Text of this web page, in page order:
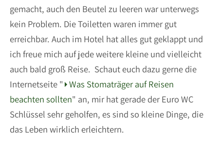
gemacht, auch den Beutel zu leeren war unterwegs
kein Problem. Die Toiletten waren immer gut
erreichbar. Auch im Hotel hat alles gut geklappt und
ich freue mich auf jede weitere kleine und vielleicht
auch bald groß Reise. Schaut euch dazu gerne die
Internetseite " Was Stomaträger auf Reisen
beachten sollten" an, mir hat gerade der Euro WC
Schlüssel sehr geholfen, es sind so kleine Dinge, die
das Leben wirklich erleichtern.